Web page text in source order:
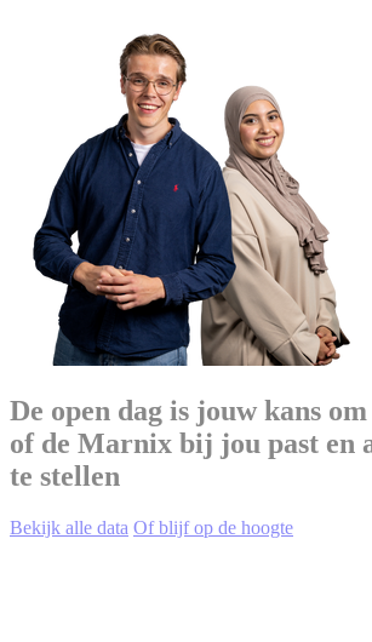
De open dag is jouw kans
of de Marnix bij jou past en
te stellen
Bekijk alle data Of blijf op de hoogte